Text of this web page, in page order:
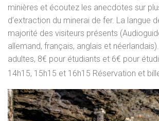
minières et écoutez les anecdotes sur
d’extraction du minerai de fer. La langue
majorité des visiteurs présents
allemand, français, anglais et
adultes, 8€ pour étudiants et 6€ pour
14h15, 15h15 et 16h15 Réservation et